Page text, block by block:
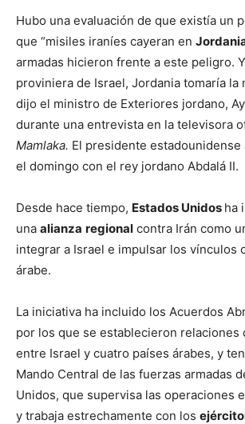
Hubo una evaluación de que existía un
que “misiles iraníes cayeran en
armadas hicieron frente a este peligro.
proviniera de Israel, Jordania tomaría la
dijo el ministro de Exteriores jordano,
durante una entrevista en la televisora
Mamlaka. El presidente estadounidense
el domingo con el rey jordano Abdalá II.
Desde hace tiempo, Estados Unidos ha
una alianza regional contra Irán como
integrar a Israel e impulsar los vínculos
árabe.
La iniciativa ha incluido los Acuerdos
por los que se establecieron relaciones
entre Israel y cuatro países árabes, y
Mando Central de las fuerzas armadas
Unidos, que supervisa las operaciones
y trabaja estrechamente con los